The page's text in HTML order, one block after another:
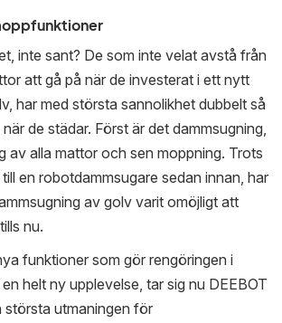
inte sant? De som inte velat avstå från
att gå på när de investerat i ett nytt
har med största sannolikhet dubbelt så
de städar. Först är det dammsugning,
av alla mattor och sen moppning. Trots
en robotdammsugare sedan innan, har
av golv varit omöjligt att
nu.
funktioner som gör rengöringen i
helt ny upplevelse, tar sig nu DEEBOT
största utmaningen för